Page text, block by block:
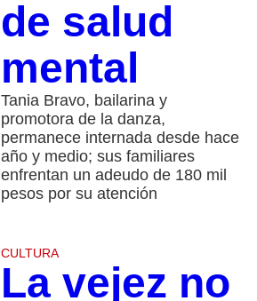
de salud
mental
Tania Bravo, bailarina y
promotora de la danza,
permanece internada desde hace
año y medio; sus familiares
enfrentan un adeudo de 180 mil
pesos por su atención
CULTURA
La vejez no